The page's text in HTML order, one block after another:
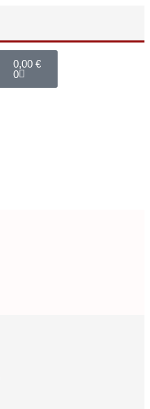
0,00 €
0